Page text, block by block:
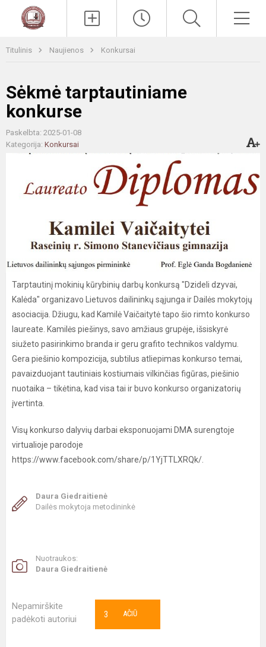
Titulinis Naujienos Konkursai
Sėkmė tarptautiniame
konkurse
Paskelbta: 2025-01-08
Kategorija: Konkursai
Tarptautinį mokinių kūrybinių darbų konkursą "Dzideli dzyvai,
Kalėda" organizavo Lietuvos dailininkų sąjunga ir Dailės mokytojų
asociacija. Džiugu, kad Kamilė Vaičaitytė tapo šio rimto konkurso
laureate. Kamilės piešinys, savo amžiaus grupėje, išsiskyrė
siužeto pasirinkimo branda ir geru grafito technikos valdymu.
Gera piešinio kompozicija, subtilus atliepimas konkurso temai,
pavaizduojant tautiniais kostiumais vilkinčias figūras, piešinio
nuotaika – tikėtina, kad visa tai ir buvo konkurso organizatorių
įvertinta.
Visų konkurso dalyvių darbai eksponuojami DMA surengtoje
virtualioje parodoje
https://www.facebook.com/share/p/1YjTTLXRQk/.
Daura Giedraitienė
Dailės mokytoja metodininkė
Nuotraukos:
Daura Giedraitienė
Nepamirškite
padėkoti autoriui
AČIŪ
3